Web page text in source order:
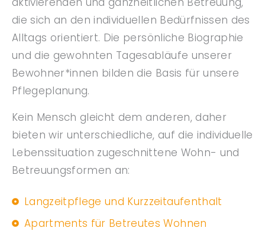
die sich an den individuellen Bedürfnissen des
Alltags orientiert. Die persönliche Biographie
und die gewohnten Tagesabläufe unserer
Bewohner*innen bilden die Basis für unsere
Pflegeplanung.
Kein Mensch gleicht dem anderen, daher
bieten wir unterschiedliche, auf die individuelle
Lebenssituation zugeschnittene Wohn- und
Betreuungsformen an:
Langzeitpflege und Kurzzeitaufenthalt
Apartments für Betreutes Wohnen